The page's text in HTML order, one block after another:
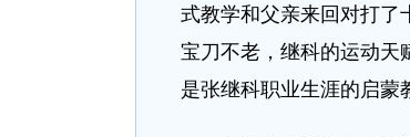
式教学和父亲来回对打了
宝刀不老，继科的运动天
是张继科职业生涯的启蒙